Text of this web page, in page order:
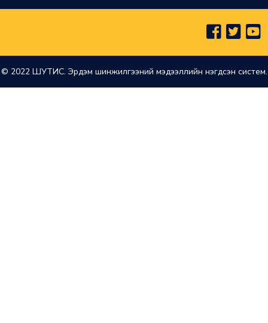
© 2022 ШУТИС. Эрдэм шинжилгээний мэдээллийн нэгдсэн систем.